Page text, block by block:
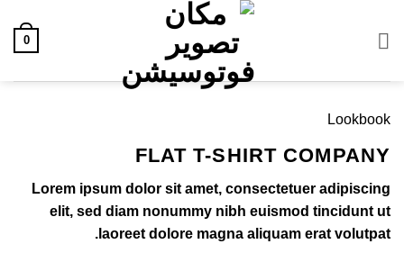
للمحتوى
0
Lookbook
FLAT T-SHIRT COMPANY
Lorem ipsum dolor sit amet, consectetuer adipiscing
elit, sed diam nonummy nibh euismod tincidunt ut
laoreet dolore magna aliquam erat volutpat.